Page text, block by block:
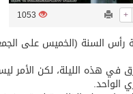
في مجال الطاقة
+
1053
رأس السنة (الخميس على
هذه الليلة، لكن الأمر
الواحد.